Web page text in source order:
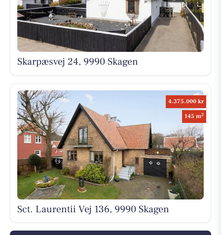
Skarpæsvej 24, 9990 Skagen
4.375.000 kr
145 m2
Sct. Laurentii Vej 136, 9990 Skagen